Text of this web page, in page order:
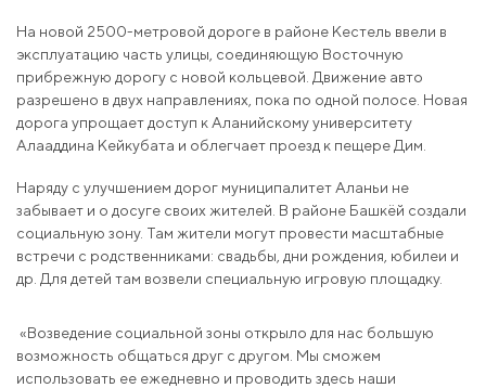
На новой 2500-метровой дороге в районе Кестель ввели в
эксплуатацию часть улицы, соединяющую Восточную
прибрежную дорогу с новой кольцевой. Движение авто
разрешено в двух направлениях, пока по одной полосе. Новая
дорога упрощает доступ к Аланийскому университету
Алааддина Кейкубата и облегчает проезд к пещере Дим.
Наряду с улучшением дорог муниципалитет Аланьи не
забывает и о досуге своих жителей. В районе Башкёй создали
социальную зону. Там жители могут провести масштабные
встречи с родственниками: свадьбы, дни рождения, юбилеи и
др. Для детей там возвели специальную игровую площадку.
«Возведение социальной зоны открыло для нас большую
возможность общаться друг с другом. Мы сможем
использовать ее ежедневно и проводить здесь наши